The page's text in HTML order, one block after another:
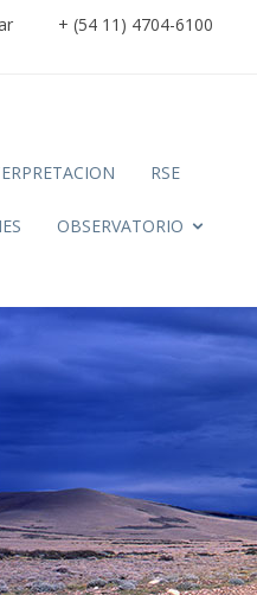
+ (54 11) 4704-6100
RSE
OBSERVATORIO